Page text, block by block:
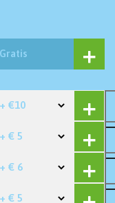
Gratis
+ €10
+ € 5
+ € 6
+ € 5